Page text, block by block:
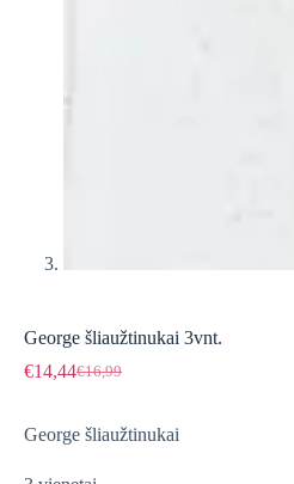
George šliaužtinukai 3vnt.
€16,99
Original
was:
€16,99.
€14,44Current
is:
€14,44.
George šliaužtinukai